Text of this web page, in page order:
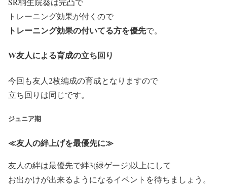
トレーニング効果が付くので
トレーニング効果の付いてる方を優先で。
W友人による育成の立ち回り
今回も友人2枚編成の育成となりますので
立ち回りは同じです。
ジュニア期
≪友人の絆上げを最優先に≫
友人の絆は最優先で絆3(緑ゲージ)以上にして
お出かけが出来るようになるイベントを待ちましょう。